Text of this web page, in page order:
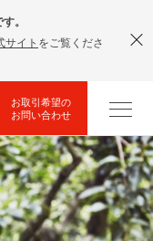
。
サイト をご覧くださ